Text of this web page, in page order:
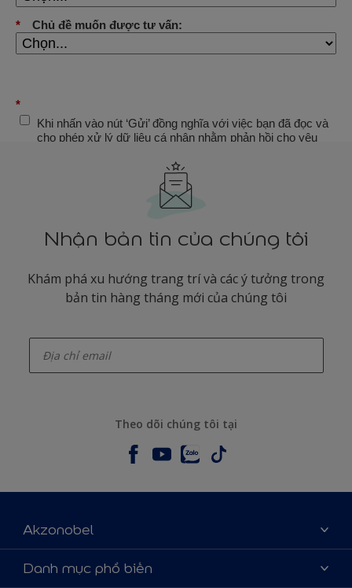
Nhận bản tin của chúng tôi
Khám phá xu hướng trang trí và các ý tưởng trong
bản tin hàng tháng mới của chúng tôi
Theo dõi chúng tôi tại
Akzonobel
Giới thiệu về AkzoNobel
Danh mục phổ biến